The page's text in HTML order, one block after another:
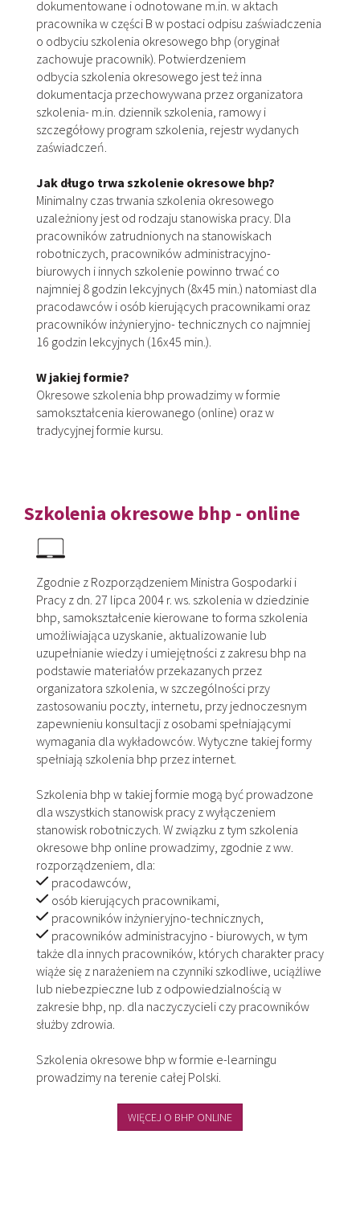
dokumentowane i odnotowane m.in. w aktach
pracownika w części B w postaci odpisu zaświadczenia
o odbyciu szkolenia okresowego bhp (oryginał
zachowuje pracownik). Potwierdzeniem
odbycia szkolenia okresowego jest też inna
dokumentacja przechowywana przez organizatora
szkolenia- m.in. dziennik szkolenia, ramowy i
szczegółowy program szkolenia, rejestr wydanych
zaświadczeń.
Jak długo trwa szkolenie okresowe bhp?
Minimalny czas trwania szkolenia okresowego
uzależniony jest od rodzaju stanowiska pracy. Dla
pracowników zatrudnionych na stanowiskach
robotniczych, pracowników administracyjno-
biurowych i innych szkolenie powinno trwać co
najmniej 8 godzin lekcyjnych (8x45 min.) natomiast dla
pracodawców i osób kierujących pracownikami oraz
pracowników inżynieryjno- technicznych co najmniej
16 godzin lekcyjnych (16x45 min.).
W jakiej formie?
Okresowe szkolenia bhp prowadzimy w formie
samokształcenia kierowanego (online) oraz w
tradycyjnej formie kursu.
Szkolenia okresowe bhp - online
Zgodnie z Rozporządzeniem Ministra Gospodarki i
Pracy z dn. 27 lipca 2004 r. ws. szkolenia w dziedzinie
bhp, samokształcenie kierowane to forma szkolenia
umożliwiająca uzyskanie, aktualizowanie lub
uzupełnianie wiedzy i umiejętności z zakresu bhp na
podstawie materiałów przekazanych przez
organizatora szkolenia, w szczególności przy
zastosowaniu poczty, internetu, przy jednoczesnym
zapewnieniu konsultacji z osobami spełniającymi
wymagania dla wykładowców. Wytyczne takiej formy
spełniają szkolenia bhp przez internet.
Szkolenia bhp w takiej formie mogą być prowadzone
dla wszystkich stanowisk pracy z wyłączeniem
stanowisk robotniczych. W związku z tym szkolenia
okresowe bhp online prowadzimy, zgodnie z ww.
rozporządzeniem, dla:
pracodawców,
osób kierujących pracownikami,
pracowników inżynieryjno-technicznych,
pracowników administracyjno - biurowych, w tym
także dla innych pracowników, których charakter pracy
wiąże się z narażeniem na czynniki szkodliwe, uciążliwe
lub niebezpieczne lub z odpowiedzialnością w
zakresie bhp, np. dla naczyczycieli czy pracowników
służby zdrowia.
Szkolenia okresowe bhp w formie e-learningu
prowadzimy na terenie całej Polski.
WIĘCEJ O BHP ONLINE